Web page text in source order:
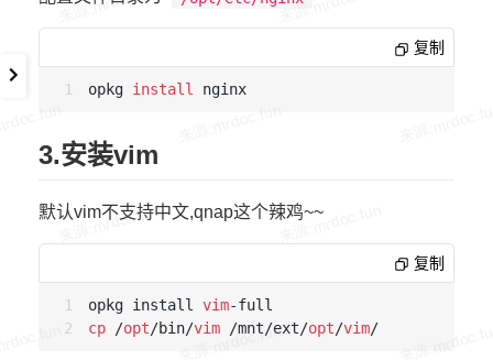
复制
opkg install
3.安装vim
默认vim不支持中文,qnap这个辣鸡~~
复制
opkg install vim
cp /opt/bin/vim /mnt/ext/opt/vim